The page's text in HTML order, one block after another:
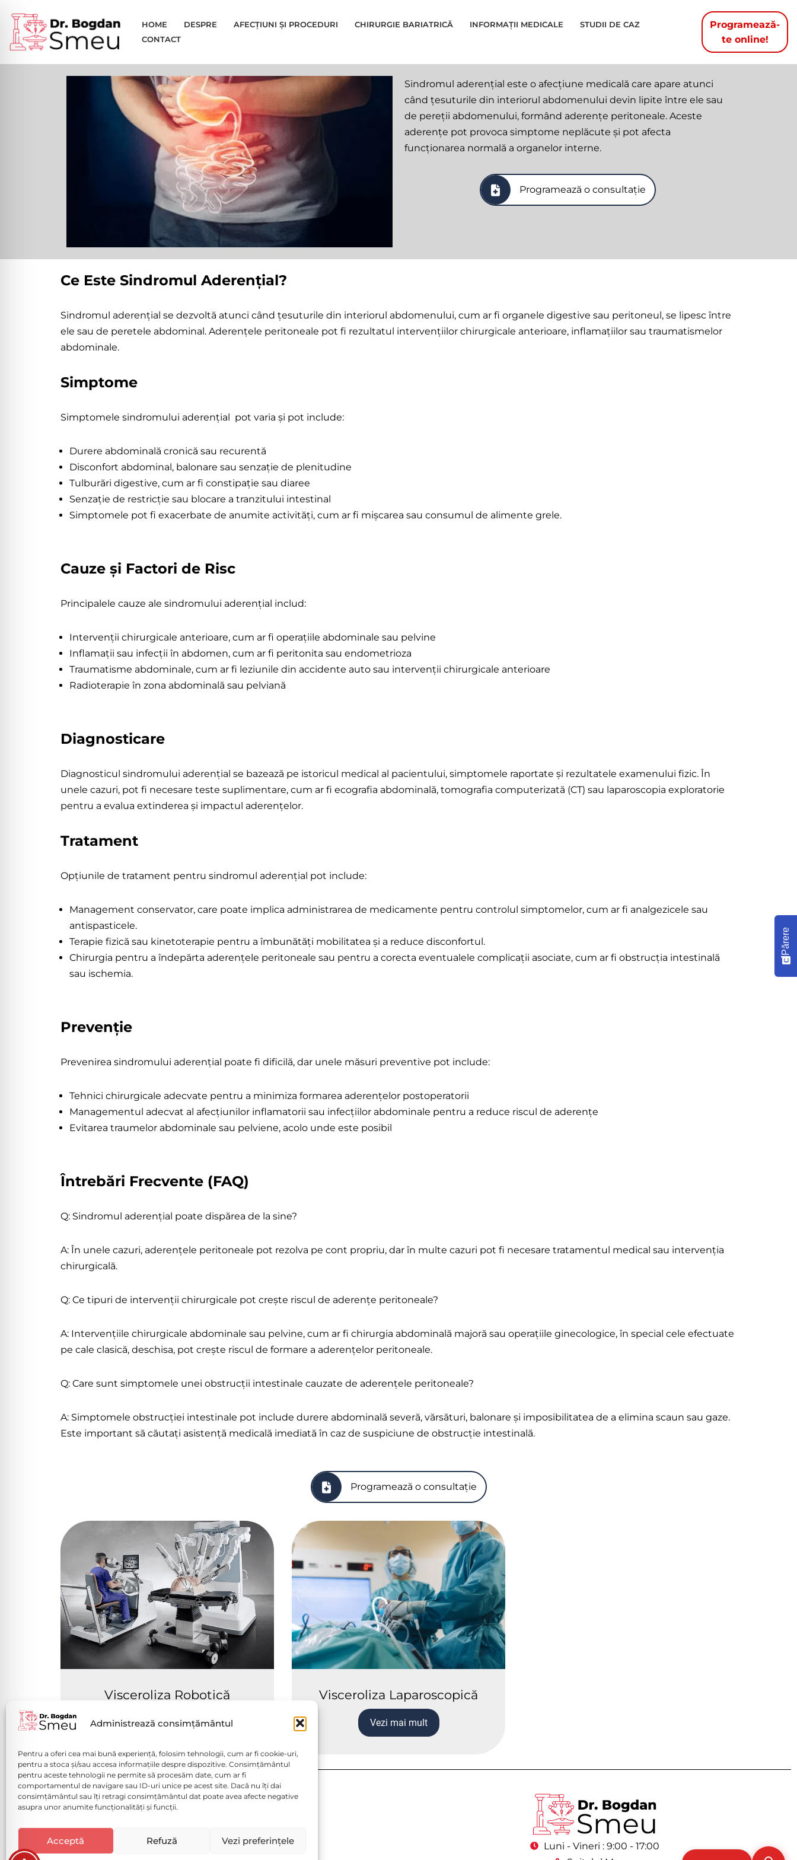
Administrează consimțământul
Pentru a oferi cea mai bună experiență, folosim tehnologii, cum ar fi cookie-uri,
pentru a stoca și/sau accesa informațiile despre dispozitive. Consimțământul
pentru aceste tehnologii ne permite să procesăm date, cum ar fi
comportamentul de navigare sau ID-uri unice pe acest site. Dacă nu îți dai
consimțământul sau îți retragi consimțământul dat poate avea afecte negative
asupra unor anumite funcționalități și funcții.
Acceptă Refuză Vezi preferințele
Sari
la
conținut
HOME DESPRE AFECȚIUNI ȘI PROCEDURI CHIRURGIE BARIATRICĂ INFORMAȚII MEDICALE
STUDII DE CAZ
CONTACT
Programează-
te online!
Sindrom
Aderențial
Sindromul aderențial este o afecțiune medicală care apare atunci
când țesuturile din interiorul abdomenului devin lipite între ele sau
de pereții abdomenului, formând aderențe peritoneale. Aceste
aderențe pot provoca simptome neplăcute și pot afecta
funcționarea normală a organelor interne.
Programează o consultație
Ce Este Sindromul Aderențial?
Sindromul aderențial se dezvoltă atunci când țesuturile din interiorul abdomenului, cum ar fi organele digestive sau peritoneul, se lipesc între
ele sau de peretele abdominal. Aderențele peritoneale pot fi rezultatul intervențiilor chirurgicale anterioare, inflamațiilor sau traumatismelor
abdominale.
Simptome
Simptomele sindromului aderențial pot varia și pot include:
Durere abdominală cronică sau recurentă
Disconfort abdominal, balonare sau senzație de plenitudine
Tulburări digestive, cum ar fi constipație sau diaree
Senzație de restricție sau blocare a tranzitului intestinal
Simptomele pot fi exacerbate de anumite activități, cum ar fi mișcarea sau consumul de alimente grele.
Cauze și Factori de Risc
Principalele cauze ale sindromului aderențial includ:
Intervenții chirurgicale anterioare, cum ar fi operațiile abdominale sau pelvine
Inflamații sau infecții în abdomen, cum ar fi peritonita sau endometrioza
Traumatisme abdominale, cum ar fi leziunile din accidente auto sau intervenții chirurgicale anterioare
Radioterapie în zona abdominală sau pelviană
Diagnosticare
Diagnosticul sindromului aderențial se bazează pe istoricul medical al pacientului, simptomele raportate și rezultatele examenului fizic. În
unele cazuri, pot fi necesare teste suplimentare, cum ar fi ecografia abdominală, tomografia computerizată (CT) sau laparoscopia exploratorie
pentru a evalua extinderea și impactul aderențelor.
Tratament
Opțiunile de tratament pentru sindromul aderențial pot include:
Management conservator, care poate implica administrarea de medicamente pentru controlul simptomelor, cum ar fi analgezicele sau
antispasticele.
Terapie fizică sau kinetoterapie pentru a îmbunătăți mobilitatea și a reduce disconfortul.
Chirurgia pentru a îndepărta aderențele peritoneale sau pentru a corecta eventualele complicații asociate, cum ar fi obstrucția intestinală
sau ischemia.
Prevenție
Prevenirea sindromului aderențial poate fi dificilă, dar unele măsuri preventive pot include:
Tehnici chirurgicale adecvate pentru a minimiza formarea aderențelor postoperatorii
Managementul adecvat al afecțiunilor inflamatorii sau infecțiilor abdominale pentru a reduce riscul de aderențe
Evitarea traumelor abdominale sau pelviene, acolo unde este posibil
Întrebări Frecvente (FAQ)
Q: Sindromul aderențial poate dispărea de la sine?
A: În unele cazuri, aderențele peritoneale pot rezolva pe cont propriu, dar în multe cazuri pot fi necesare tratamentul medical sau intervenția
chirurgicală.
Q: Ce tipuri de intervenții chirurgicale pot crește riscul de aderențe peritoneale?
A: Intervențiile chirurgicale abdominale sau pelvine, cum ar fi chirurgia abdominală majoră sau operațiile ginecologice, în special cele efectuate
pe cale clasică, deschisa, pot crește riscul de formare a aderențelor peritoneale.
Q: Care sunt simptomele unei obstrucții intestinale cauzate de aderențele peritoneale?
A: Simptomele obstrucției intestinale pot include durere abdominală severă, vărsături, balonare și imposibilitatea de a elimina scaun sau gaze.
Este important să căutați asistență medicală imediată în caz de suspiciune de obstrucție intestinală.
Programează o consultație
Visceroliza Robotică
Vezi mai mult
Visceroliza Laparoscopică
Vezi mai mult
Politică de confidențialitate (GDPR)
Politica de Cookies
Luni - Vineri : 9:00 - 17:00
Părere